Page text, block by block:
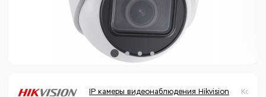
IP камеры видеонаблюдения Hikvision Код